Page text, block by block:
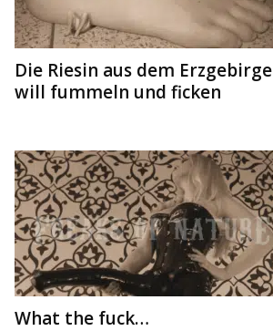
Die Riesin aus dem Erzgebirge
will fummeln und ficken
What the fuck…